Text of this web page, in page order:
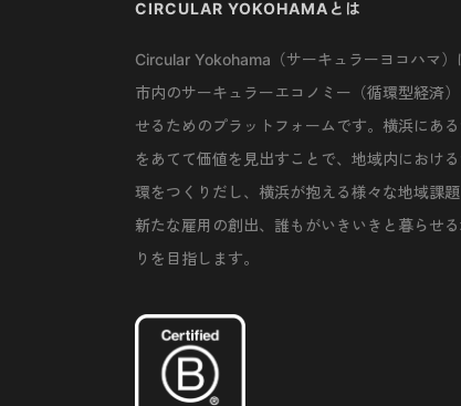
CIRCULAR YOKOHAMAとは
Circular Yokohama（サーキュラーヨコハマ）
市内のサーキュラーエコノミー（循環型経済
せるためのプラットフォームです。横浜にあ
をあてて価値を見出すことで、地域内におけ
環をつくりだし、横浜が抱える様々な地域課題
新たな雇用の創出、誰もがいきいきと暮らせる
りを目指します。